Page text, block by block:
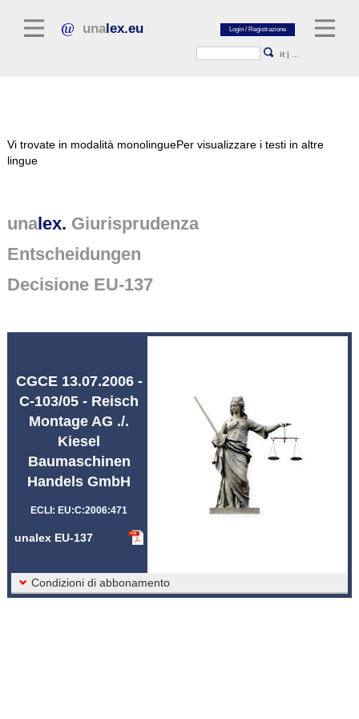
unalex.eu
it |
Testi normativi
Giurisprudenza
Vi trovate in modalità monolinguePer visualizzare i testi in altre
lingue
unalex. Giurisprudenza
Entscheidungen
Decisione EU-137
CGCE 13.07.2006 -
C-103/05 - Reisch
Montage AG ./.
Kiesel
Baumaschinen
Handels GmbH
ECLI: EU:C:2006:471
unalex EU-137
Condizioni di abbonamento